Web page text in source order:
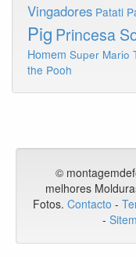
Vingadores Patati
Pig Princesa
Homem Super Mario
the Pooh
©
melhores
Fotos. Contacto -
-